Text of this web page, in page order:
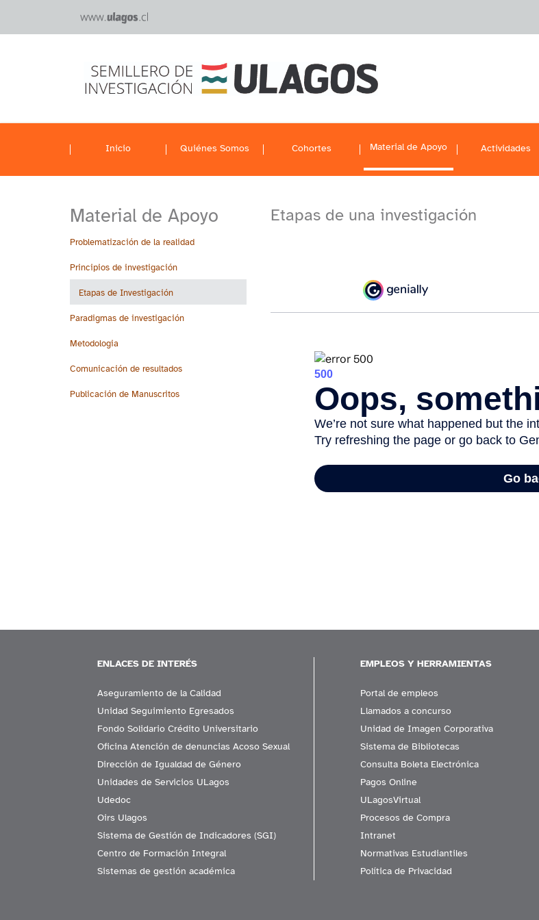
Inicio Quiénes Somos Cohortes Material de Apoyo Actividades
Material de Apoyo
Problematización de la realidad
Principios de investigación
Etapas de Investigación
Paradigmas de investigación
Metodologia
Comunicación de resultados
Publicación de Manuscritos
Etapas de una investigación
ENLACES DE INTERÉS
Aseguramiento de la Calidad
Unidad Seguimiento Egresados
Fondo Solidario Crédito Universitario
Oficina Atención de denuncias Acoso Sexual
Dirección de Igualdad de Género
Unidades de Servicios ULagos
Udedoc
Oirs Ulagos
Sistema de Gestión de Indicadores (SGI)
Centro de Formación Integral
Sistemas de gestión académica
EMPLEOS Y HERRAMIENTAS
Portal de empleos
Llamados a concurso
Unidad de Imagen Corporativa
Sistema de Bibliotecas
Consulta Boleta Electrónica
Pagos Online
ULagosVirtual
Procesos de Compra
Intranet
Normativas Estudiantiles
Política de Privacidad